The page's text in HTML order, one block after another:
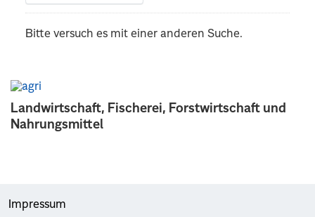
Landwirtschaft, Fischerei, Forstwirtschaft und
Nahrungsmittel
Bitte versuch es mit einer anderen Suche.
Impressum